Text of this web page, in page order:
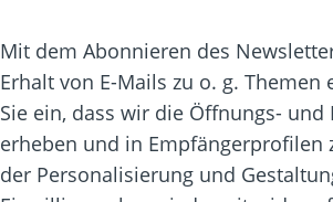
Mit dem Abonnieren des
Erhalt von E-Mails zu o. g.
Sie ein, dass wir die Öffnungs-
erheben und in Empfängerprofilen
der Personalisierung und